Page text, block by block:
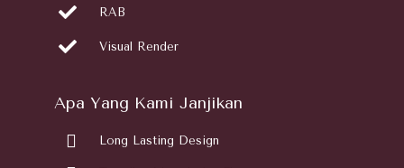
RAB
Visual Render
Apa Yang Kami Janjikan
Long Lasting Design